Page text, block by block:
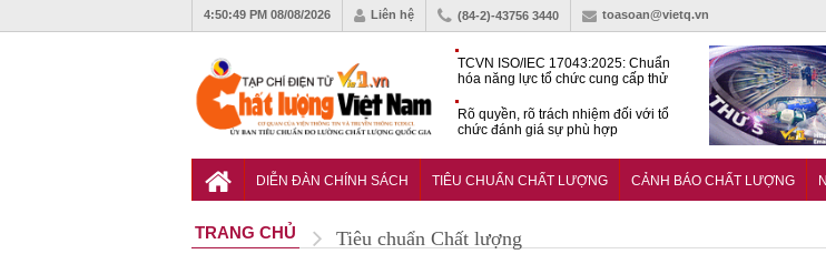
4:50:50 PM 08/08/2026 Liên hệ (84-2)-43756 3440 toasoan@vietq.vn
TCVN ISO/IEC 17043:2025: Chuẩn
hóa năng lực tổ chức cung cấp thử
Rõ quyền, rõ trách nhiệm đối với tổ
chức đánh giá sự phù hợp
Công cụ định hướng tổng thể, dài
DIỄN ĐÀN CHÍNH SÁCH TIÊU CHUẨN CHẤT LƯỢNG CẢNH BÁO CHẤT LƯỢNG
TRANG CHỦ Tiêu chuẩn Chất lượng